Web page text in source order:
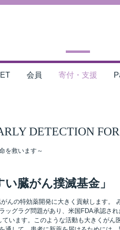
会員 寄付・支援
DETECTION
を救います～
い臓がん撲滅基金」
の特効薬開発に大きく貢献します。
グラグ問題があり、米国FDA承認さ
います。このような活動も大きくが